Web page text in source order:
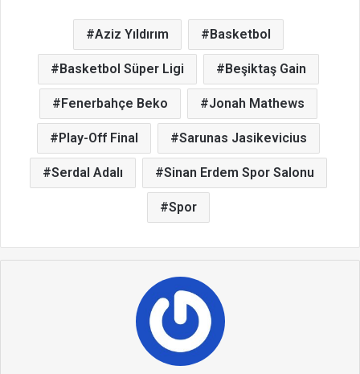
Aziz Yıldırım Basketbol
Basketbol Süper Ligi Beşiktaş Gain
Fenerbahçe Beko Jonah Mathews
Play-Off Final Sarunas Jasikevicius
Serdal Adalı Sinan Erdem Spor Salonu
Spor